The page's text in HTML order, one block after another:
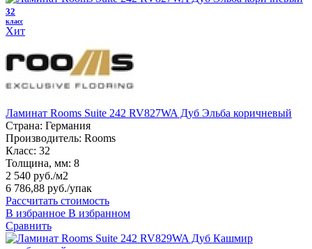
32
класс
Хит
Ламинат Rooms Suite 242 RV827WA Дуб Эльба коричневый
Страна: Германия
Производитель: Rooms
Класс: 32
Толщина, мм: 8
2 540 руб./м2
6 786,88 руб./упак
Рассчитать стоимость
В избранное В избранном
Сравнить